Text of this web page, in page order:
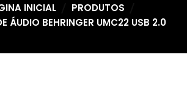
INICIAL
PRODUTOS
ÁUDIO BEHRINGER UMC22 USB 2.0